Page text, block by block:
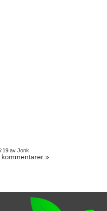
av Jonk
kommentarer »